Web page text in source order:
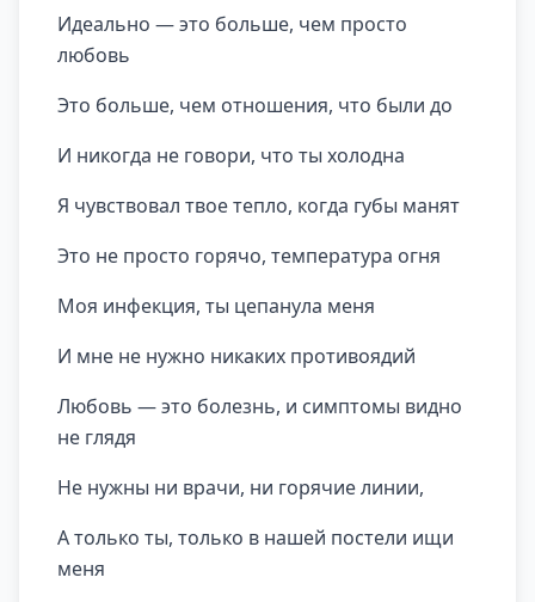
Идеально — это больше, чем просто
любовь
Это больше, чем отношения, что были до
И никогда не говори, что ты холодна
Я чувствовал твое тепло, когда губы манят
Это не просто горячо, температура огня
Моя инфекция, ты цепанула меня
И мне не нужно никаких противоядий
Любовь — это болезнь, и симптомы видно
не глядя
Не нужны ни врачи, ни горячие линии,
А только ты, только в нашей постели ищи
меня